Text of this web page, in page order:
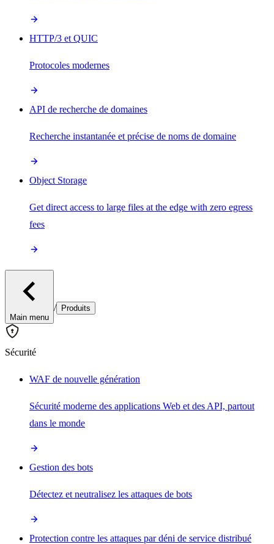
HTTP/3 et QUIC
Protocoles modernes
API de recherche de domaines
Recherche instantanée et précise de noms de domaine
Object Storage
Get direct access to large files at the edge with zero egress
fees
Main menu
/ Produits
Sécurité
WAF de nouvelle génération
Sécurité moderne des applications Web et des API, partout
dans le monde
Gestion des bots
Détectez et neutralisez les attaques de bots
Protection contre les attaques par déni de service distribué